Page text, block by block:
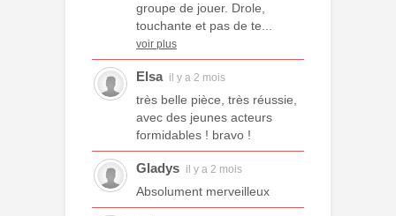
groupe de jouer. Drole,
touchante et pas de te...
voir plus
Elsa il y a 2 mois
très belle pièce, très réussie,
avec des jeunes acteurs
formidables ! bravo !
Gladys il y a 2 mois
Absolument merveilleux